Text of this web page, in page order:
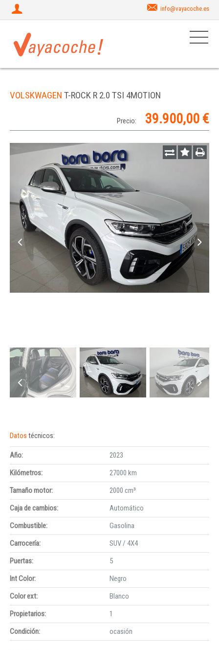
info@vayacoche.es
VOLSKWAGEN T-ROCK R 2.0 TSI 4MOTION
Precio: 39.900,00 €
Datos técnicos:
Año:
2023
Kilómetros:
27000 km
Tamaño motor:
2000 cm³
Caja de cambios:
Automático
Combustible:
Gasolina
Carrocería:
SUV / 4X4
Puertas:
5
Int Color:
Negro
Color ext:
Blanco
Propietarios:
1
Condición:
ocasión